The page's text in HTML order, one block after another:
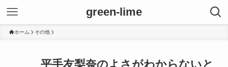
green-lime
ホーム その他
平手友梨奈のよさがわからないと